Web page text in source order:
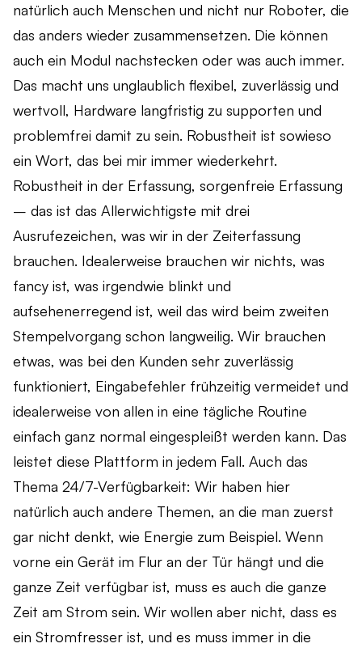
natürlich auch Menschen und nicht nur Roboter, die
das anders wieder zusammensetzen. Die können
auch ein Modul nachstecken oder was auch immer.
Das macht uns unglaublich flexibel, zuverlässig und
wertvoll, Hardware langfristig zu supporten und
problemfrei damit zu sein. Robustheit ist sowieso
ein Wort, das bei mir immer wiederkehrt.
Robustheit in der Erfassung, sorgenfreie Erfassung
– das ist das Allerwichtigste mit drei
Ausrufezeichen, was wir in der Zeiterfassung
brauchen. Idealerweise brauchen wir nichts, was
fancy ist, was irgendwie blinkt und
aufsehenerregend ist, weil das wird beim zweiten
Stempelvorgang schon langweilig. Wir brauchen
etwas, was bei den Kunden sehr zuverlässig
funktioniert, Eingabefehler frühzeitig vermeidet und
idealerweise von allen in eine tägliche Routine
einfach ganz normal eingespleißt werden kann. Das
leistet diese Plattform in jedem Fall. Auch das
Thema 24/7-Verfügbarkeit: Wir haben hier
natürlich auch andere Themen, an die man zuerst
gar nicht denkt, wie Energie zum Beispiel. Wenn
vorne ein Gerät im Flur an der Tür hängt und die
ganze Zeit verfügbar ist, muss es auch die ganze
Zeit am Strom sein. Wir wollen aber nicht, dass es
ein Stromfresser ist, und es muss immer in die